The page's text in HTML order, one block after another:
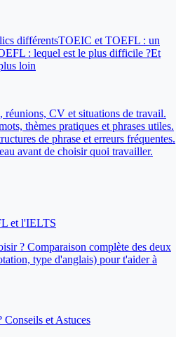
différentsTOEIC et TOEFL : un
: lequel est le plus difficile ?Et
loin
réunions, CV et situations de travail.
thèmes pratiques et phrases utiles.
de phrase et erreurs fréquentes.
avant de choisir quoi travailler.
et l'IELTS
? Comparaison complète des deux
type d'anglais) pour t'aider à
et Astuces